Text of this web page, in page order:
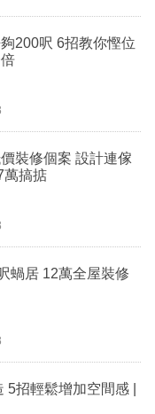
200呎 6招教你慳位
裝修個案 設計連傢
萬搞掂
蝸居 12萬全屋裝修
|